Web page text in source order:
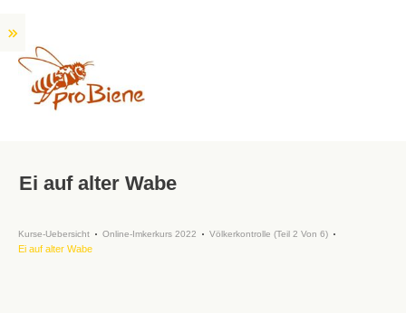
Ei auf alter Wabe
Kurse-Uebersicht Online-Imkerkurs 2022 Völkerkontrolle (Teil 2 Von 6)
Ei auf alter Wabe